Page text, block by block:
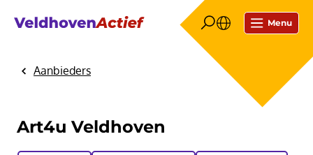
Menu
HomeAanbieders
Art4u Veldhoven